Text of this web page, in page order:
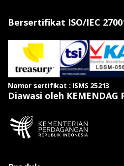
Bersertifikat ISO/IEC
Nomor sertifikat : ISMS 25213
Diawasi oleh KEMENDAG